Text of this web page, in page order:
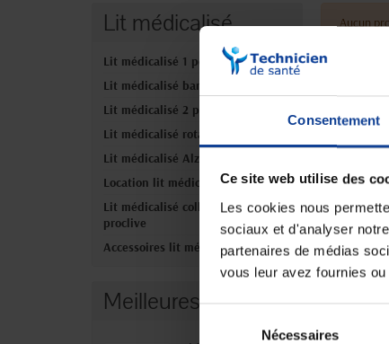
Consentement
Ce site web utilise des
Les cookies nous
sociaux et d'analyser
partenaires de médias
vous leur avez fournies
Nécessaires
Lit médicalisé
Lit médicalisé 1 personne
Lit médicalisé bariatrique
Lit médicalisé 2 personnes
Lit médicalisé rotatif
Lit médicalisé Alzheimer
Location lit médicalisé
Lit médicalisé collectivités et
proclive
Accessoires lit médicalisé
Meilleures ventes
Aucun